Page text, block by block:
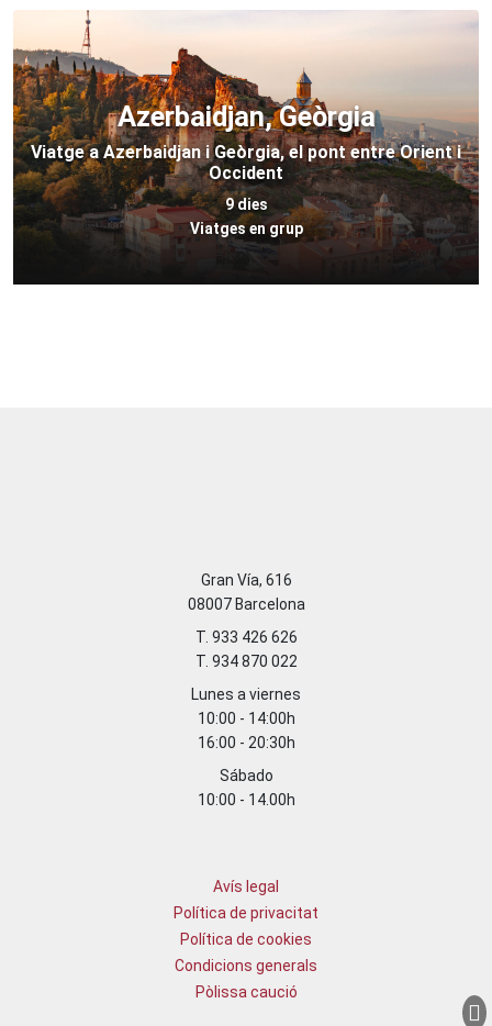
Azerbaidjan, Geòrgia
Viatge a Azerbaidjan i Geòrgia, el pont entre Orient i
Occident
9 dies
Viatges en grup
Gran Vía, 616
08007 Barcelona
T. 933 426 626
T. 934 870 022
Lunes a viernes
10:00 - 14:00h
16:00 - 20:30h
Sábado
10:00 - 14.00h
Avís legal
Política de privacitat
Política de cookies
Condicions generals
Pòlissa caució